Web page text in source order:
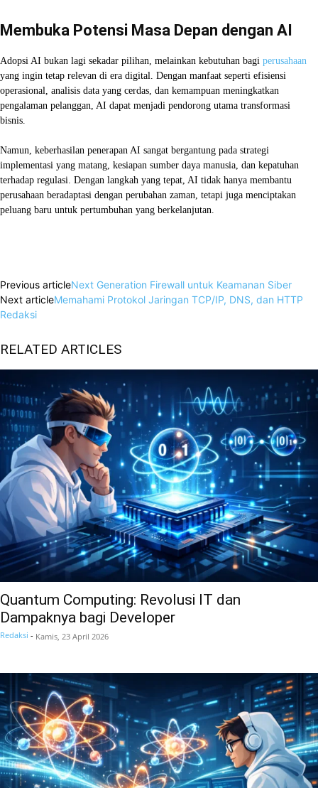
Membuka Potensi Masa Depan dengan AI
Adopsi AI bukan lagi sekadar pilihan, melainkan kebutuhan bagi perusahaan
yang ingin tetap relevan di era digital. Dengan manfaat seperti efisiensi
operasional, analisis data yang cerdas, dan kemampuan meningkatkan
pengalaman pelanggan, AI dapat menjadi pendorong utama transformasi
bisnis.
Namun, keberhasilan penerapan AI sangat bergantung pada strategi
implementasi yang matang, kesiapan sumber daya manusia, dan kepatuhan
terhadap regulasi. Dengan langkah yang tepat, AI tidak hanya membantu
perusahaan beradaptasi dengan perubahan zaman, tetapi juga menciptakan
peluang baru untuk pertumbuhan yang berkelanjutan.
Previous articleNext Generation Firewall untuk Keamanan Siber
Next articleMemahami Protokol Jaringan TCP/IP, DNS, dan HTTP
Redaksi
RELATED ARTICLES
Quantum Computing: Revolusi IT dan
Dampaknya bagi Developer
Redaksi - Kamis, 23 April 2026